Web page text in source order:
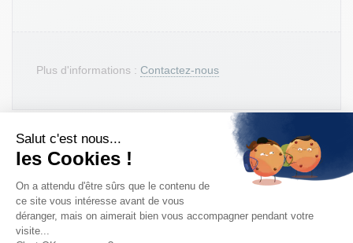
Plus d'informations : Contactez-nous
Essai
RDV Atelier